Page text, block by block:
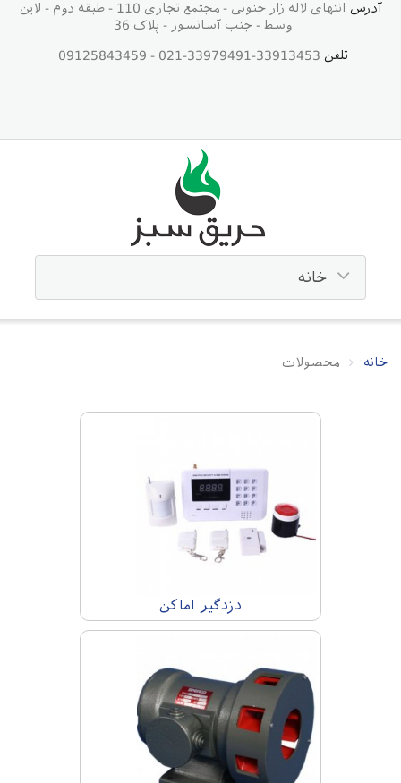
آدرس
انتهای لاله زار جنوبی - مجتمع تجاری 110 - طبقه دوم - لاین
وسط - جنب آسانسور - پلاک 36
تلفن 33913453-33979491-021 - 09125843459
خانه محصولات
دزدگیر اماکن